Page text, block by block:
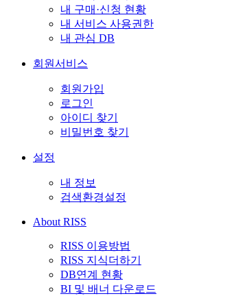
내 구매·신청 현황
내 서비스 사용권한
내 관심 DB
회원서비스
회원가입
로그인
아이디 찾기
비밀번호 찾기
설정
내 정보
검색환경설정
About RISS
RISS 이용방법
RISS 지식더하기
DB연계 현황
BI 및 배너 다운로드